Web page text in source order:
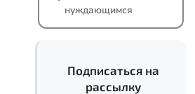
нуждающимся
Подписаться на
рассылку